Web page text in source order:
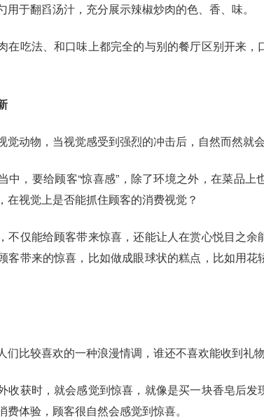
用于翻舀汤汁，充分展示辣椒炒肉的色、香、味。
在吃法、和口味上都完全的与别的餐厅区别开来
觉动物，当视觉感受到强烈的冲击后，自然而然就会
中，要给顾客“惊喜感”，除了环境之外，在菜品
在视觉上是否能抓住顾客的消费视觉？
不仅能给顾客带来惊喜，还能让人在赏心悦目之
客带来的惊喜，比如做成眼球状的糕点，比如用
们比较喜欢的一种浪漫情调，谁还不喜欢能收到礼
收获时，就会感觉到惊喜，就像是买一块香皂后
费体验，顾客很自然会感觉到惊喜。